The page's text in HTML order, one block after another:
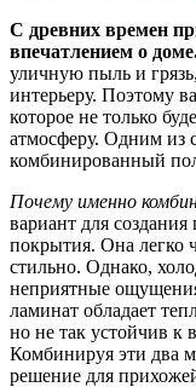
С древних времен
впечатлением о
уличную пыль и
интерьеру. Поэтому
которое не только
атмосферу. Одним из
комбинированный
Почему именно
вариант для
покрытия. Она легко
стильно. Однако,
неприятные
ламинат обладает
но не так устойчив к
Комбинируя эти два
решение для